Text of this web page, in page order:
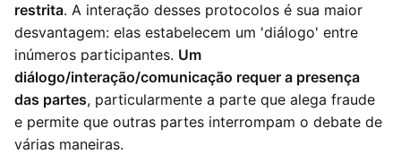
restrita. A interação desses protocolos é sua maior
desvantagem: elas estabelecem um 'diálogo' entre
inúmeros participantes. Um
diálogo/interação/comunicação requer a presença
das partes, particularmente a parte que alega fraude
e permite que outras partes interrompam o debate de
várias maneiras.